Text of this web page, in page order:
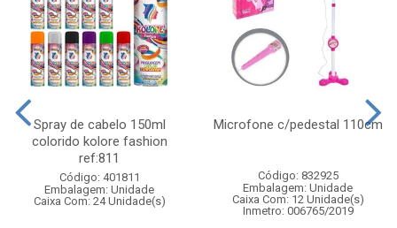
Spray de cabelo 150ml
colorido kolore fashion
ref:811
Código: 401811
Embalagem: Unidade
Caixa Com: 24 Unidade(s)
Microfone c/pedestal 110cm
Código: 832925
Embalagem: Unidade
Caixa Com: 12 Unidade(s)
Inmetro: 006765/2019